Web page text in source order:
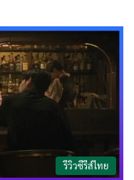
รีวิวซีรีส์ไทย